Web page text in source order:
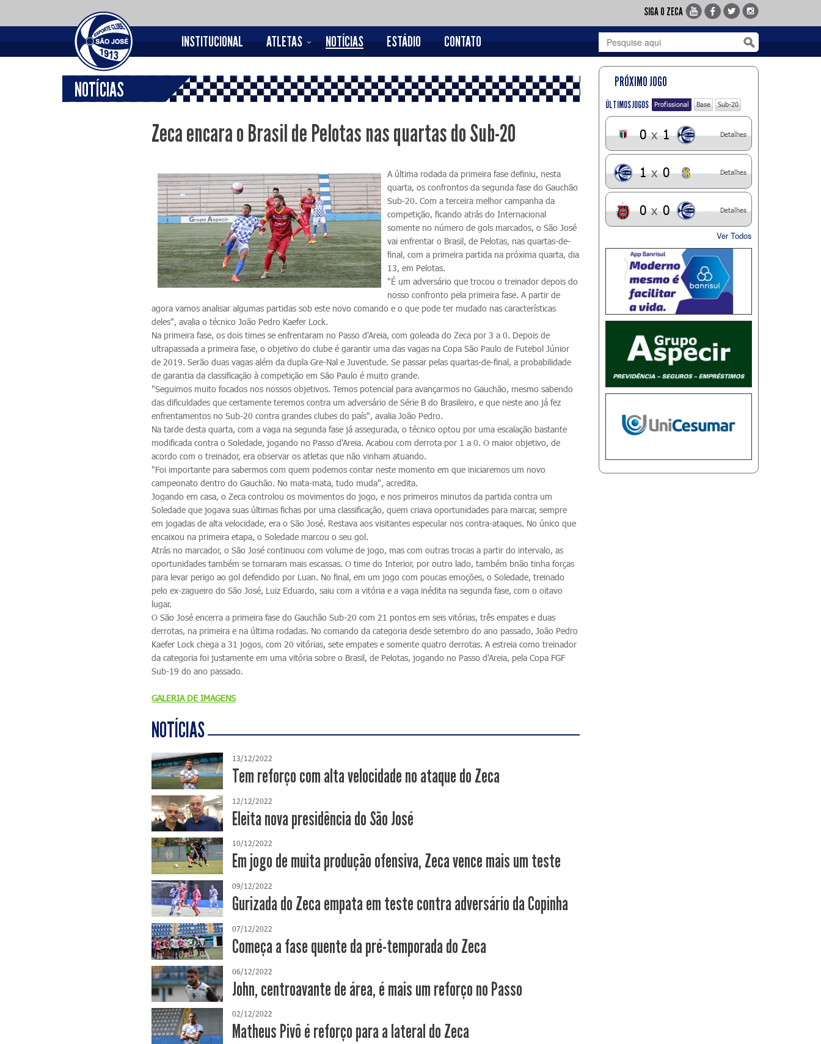
SIGA O ZECA
INSTITUCIONAL ATLETAS NOTÍCIAS ESTÁDIO CONTATO
NOTÍCIAS
Zeca encara o Brasil de Pelotas nas quartas do Sub-20
A última rodada da primeira fase definiu, nesta
quarta, os confrontos da segunda fase do Gauchão
Sub-20. Com a terceira melhor campanha da
competição, ficando atrás do Internacional
somente no número de gols marcados, o São José
vai enfrentar o Brasil, de Pelotas, nas quartas-de-
final, com a primeira partida na próxima quarta, dia
13, em Pelotas.
"É um adversário que trocou o treinador depois do
nosso confronto pela primeira fase. A partir de
agora vamos analisar algumas partidas sob este novo comando e o que pode ter mudado nas características
deles", avalia o técnico João Pedro Kaefer Lock.
Na primeira fase, os dois times se enfrentaram no Passo d'Areia, com goleada do Zeca por 3 a 0. Depois de
ultrapassada a primeira fase, o objetivo do clube é garantir uma das vagas na Copa São Paulo de Futebol Júnior
de 2019. Serão duas vagas além da dupla Gre-Nal e Juventude. Se passar pelas quartas-de-final, a probabilidade
de garantia da classificação à competição em São Paulo é muito grande.
"Seguimos muito focados nos nossos objetivos. Temos potencial para avançarmos no Gauchão, mesmo sabendo
das dificuldades que certamente teremos contra um adversário de Série B do Brasileiro, e que neste ano já fez
enfrentamentos no Sub-20 contra grandes clubes do país", avalia João Pedro.
Na tarde desta quarta, com a vaga na segunda fase já assegurada, o técnico optou por uma escalação bastante
modificada contra o Soledade, jogando no Passo d'Areia. Acabou com derrota por 1 a 0. O maior objetivo, de
acordo com o treinador, era observar os atletas que não vinham atuando.
"Foi importante para sabermos com quem podemos contar neste momento em que iniciaremos um novo
campeonato dentro do Gauchão. No mata-mata, tudo muda", acredita.
Jogando em casa, o Zeca controlou os movimentos do jogo, e nos primeiros minutos da partida contra um
Soledade que jogava suas últimas fichas por uma classificação, quem criava oportunidades para marcar, sempre
em jogadas de alta velocidade, era o São José. Restava aos visitantes especular nos contra-ataques. No único que
encaixou na primeira etapa, o Soledade marcou o seu gol.
Atrás no marcador, o São José continuou com volume de jogo, mas com outras trocas a partir do intervalo, as
oportunidades também se tornaram mais escassas. O time do Interior, por outro lado, também bnão tinha forças
para levar perigo ao gol defendido por Luan. No final, em um jogo com poucas emoções, o Soledade, treinado
pelo ex-zagueiro do São José, Luiz Eduardo, saiu com a vitória e a vaga inédita na segunda fase, com o oitavo
lugar.
O São José encerra a primeira fase do Gauchão Sub-20 com 21 pontos em seis vitórias, três empates e duas
derrotas, na primeira e na última rodadas. No comando da categoria desde setembro do ano passado, João Pedro
Kaefer Lock chega a 31 jogos, com 20 vitórias, sete empates e somente quatro derrotas. A estreia como treinador
da categoria foi justamente em uma vitória sobre o Brasil, de Pelotas, jogando no Passo d'Areia, pela Copa FGF
Sub-19 do ano passado.
GALERIA DE IMAGENS
NOTÍCIAS
13/12/2022
Tem reforço com alta velocidade no ataque do Zeca
12/12/2022
Eleita nova presidência do São José
10/12/2022
Em jogo de muita produção ofensiva, Zeca vence mais um teste
09/12/2022
Gurizada do Zeca empata em teste contra adversário da Copinha
07/12/2022
Começa a fase quente da pré-temporada do Zeca
06/12/2022
John, centroavante de área, é mais um reforço no Passo
02/12/2022
Matheus Pivô é reforço para a lateral do Zeca
PRÓXIMO JOGO
ÚLTIMOS JOGOS Profissional Base Sub-20
0 x 1 Detalhes
1 x 0 Detalhes
0 x 0 Detalhes
Ver Todos